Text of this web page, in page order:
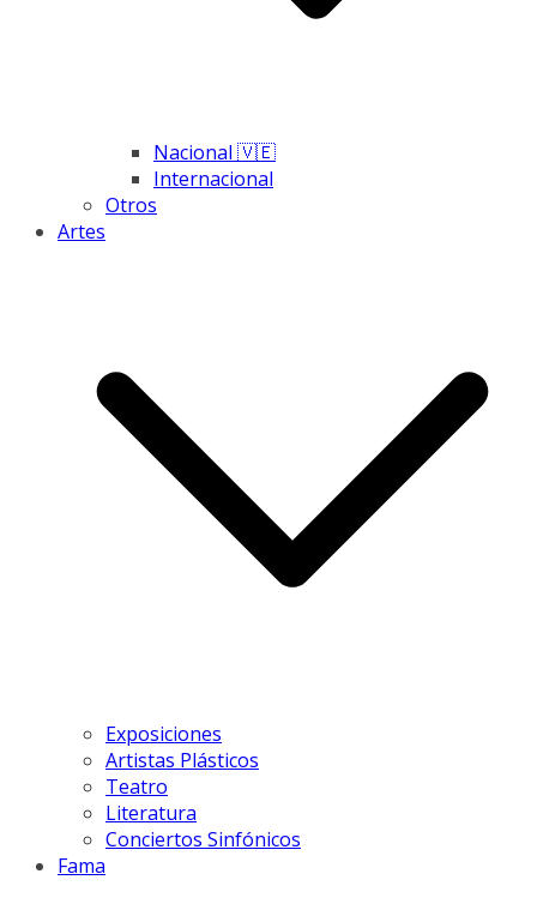
Nacional 🇻🇪
Internacional
Otros
Artes
Exposiciones
Artistas Plásticos
Teatro
Literatura
Conciertos Sinfónicos
Fama